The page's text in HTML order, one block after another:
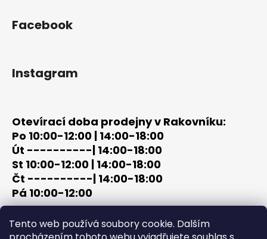
Tento web používá soubory cookie. Dalším
Facebook
Instagram
Otevírací doba prodejny v Rakovníku:
Po 10:00-12:00 | 14:00-18:00
Út ----------| 14:00-18:00
St 10:00-12:00 | 14:00-18:00
Čt ----------| 14:00-18:00
Pá 10:00-12:00
tel: +420 603 320 859
email: terc-zbrane@seznam.cz